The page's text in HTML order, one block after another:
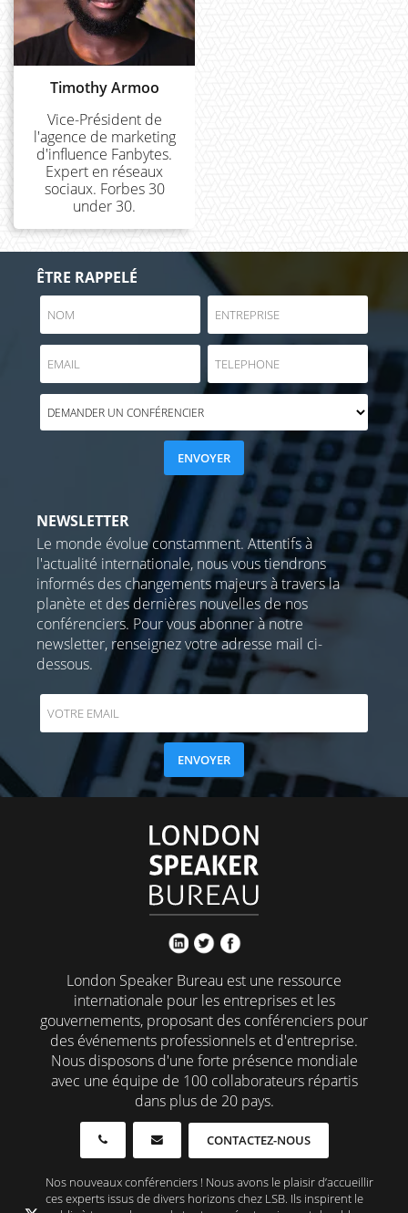
Timothy Armoo
Vice-Président de
l'agence de marketing
d'influence Fanbytes.
Expert en réseaux
sociaux. Forbes 30
under 30.
ÊTRE RAPPELÉ
NEWSLETTER
Le monde évolue constamment. Attentifs à
l'actualité internationale, nous vous tiendrons
informés des changements majeurs à travers la
planète et des dernières nouvelles de nos
conférenciers. Pour vous abonner à notre
newsletter, renseignez votre adresse mail ci-
dessous.
London Speaker Bureau est une ressource
internationale pour les entreprises et les
gouvernements, proposant des conférenciers pour
des événements professionnels et d'entreprise.
Nous disposons d'une forte présence mondiale
avec une équipe de 100 collaborateurs répartis
dans plus de 20 pays.
CONTACTEZ-NOUS
Nos nouveaux conférenciers ! Nous avons le plaisir d’accueillir
ces experts issus de divers horizons chez LSB. Ils inspirent le